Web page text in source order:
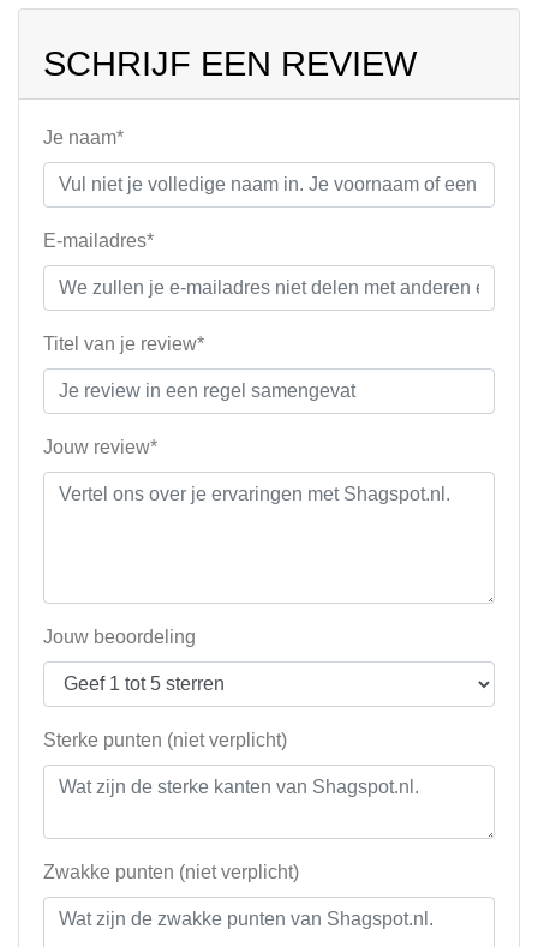
SCHRIJF EEN REVIEW
Je naam*
E-mailadres*
Titel van je review*
Jouw review*
Jouw beoordeling
Sterke punten (niet verplicht)
Zwakke punten (niet verplicht)